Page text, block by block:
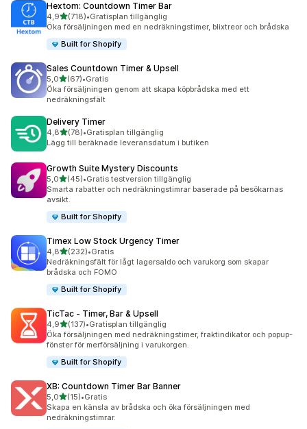
Hextom: Countdown Timer Bar
4,9av 5 stjärnor
(718)
718 recensioner totalt
•Gratisplan tillgänglig
Öka försäljningen med en nedräkningstimer, blixtreor och brådska
Built for Shopify
Sales Countdown Timer & Upsell
5,0av 5 stjärnor
(67)
67 recensioner totalt
•Gratis
Öka försäljningen genom att skapa köpbrådska med ett
nedräkningsfält
Delivery Timer
4,8av 5 stjärnor
(78)
78 recensioner totalt
•Gratisplan tillgänglig
Lägg till beräknade leveransdatum i butiken
Growth Suite Mystery Discounts
5,0av 5 stjärnor
(45)
45 recensioner totalt
•Gratis testversion tillgänglig
Smarta rabatter och nedräkningstimrar baserade på besökarnas
avsikt.
Built for Shopify
Timex Low Stock Urgency Timer
4,8av 5 stjärnor
(232)
232 recensioner totalt
•Gratis
Nedräkningsfält för lågt lagersaldo och varukorg som skapar
brådska och FOMO
Built for Shopify
TicTac ‑ Timer, Bar & Upsell
4,9av 5 stjärnor
(137)
137 recensioner totalt
•Gratisplan tillgänglig
Öka försäljningen med nedräkningstimer, fraktindikator och popup-
fönster för merförsäljning i varukorgen.
Built for Shopify
XB: Countdown Timer Bar Banner
5,0av 5 stjärnor
(15)
15 recensioner totalt
•Gratis
Skapa en känsla av brådska och öka försäljningen med
nedräkningstimrar.